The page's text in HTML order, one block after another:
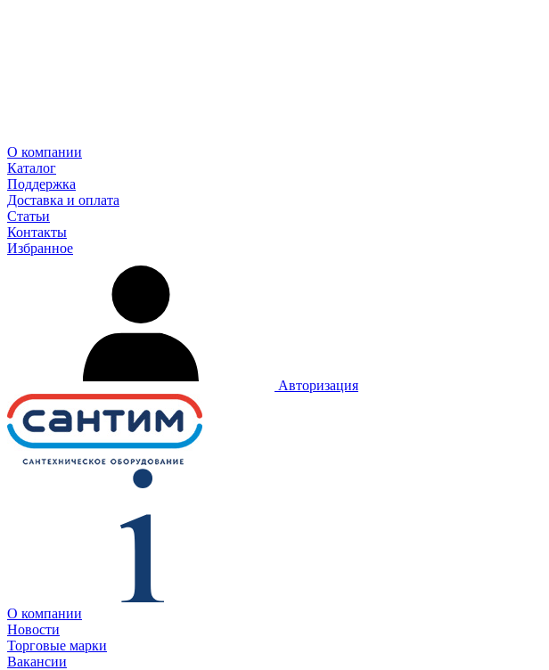
О компании
Каталог
Поддержка
Доставка и оплата
Статьи
Контакты
Избранное
Авторизация
О компании
Новости
Торговые марки
Вакансии